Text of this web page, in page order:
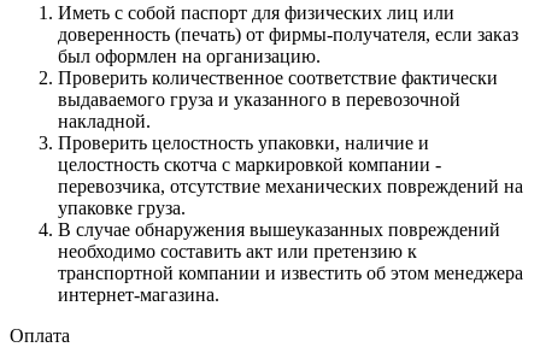
Иметь с собой паспорт для физических лиц или
доверенность (печать) от фирмы-получателя, если заказ
был оформлен на организацию.
Проверить количественное соответствие фактически
выдаваемого груза и указанного в перевозочной
накладной.
Проверить целостность упаковки, наличие и
целостность скотча с маркировкой компании -
перевозчика, отсутствие механических повреждений на
упаковке груза.
В случае обнаружения вышеуказанных повреждений
необходимо составить акт или претензию к
транспортной компании и известить об этом менеджера
интернет-магазина.
Оплата